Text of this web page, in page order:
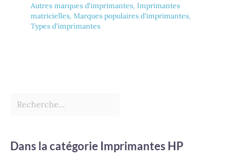
Autres marques d'imprimantes, Imprimantes
matricielles, Marques populaires d'imprimantes,
Types d'imprimantes
Dans la catégorie Imprimantes HP